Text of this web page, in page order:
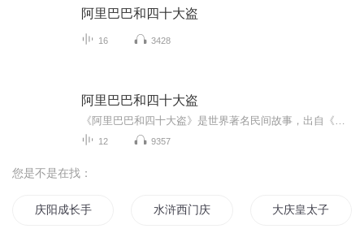
阿里巴巴和四十大盗
16 3428
阿里巴巴和四十大盗
12 9357
您是不是在找：
庆阳成长手札 水浒西门庆 大庆皇太子